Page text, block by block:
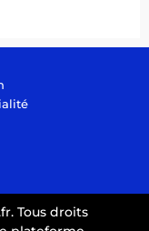
Tous droits